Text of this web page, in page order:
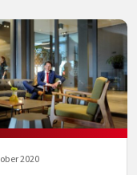
2020